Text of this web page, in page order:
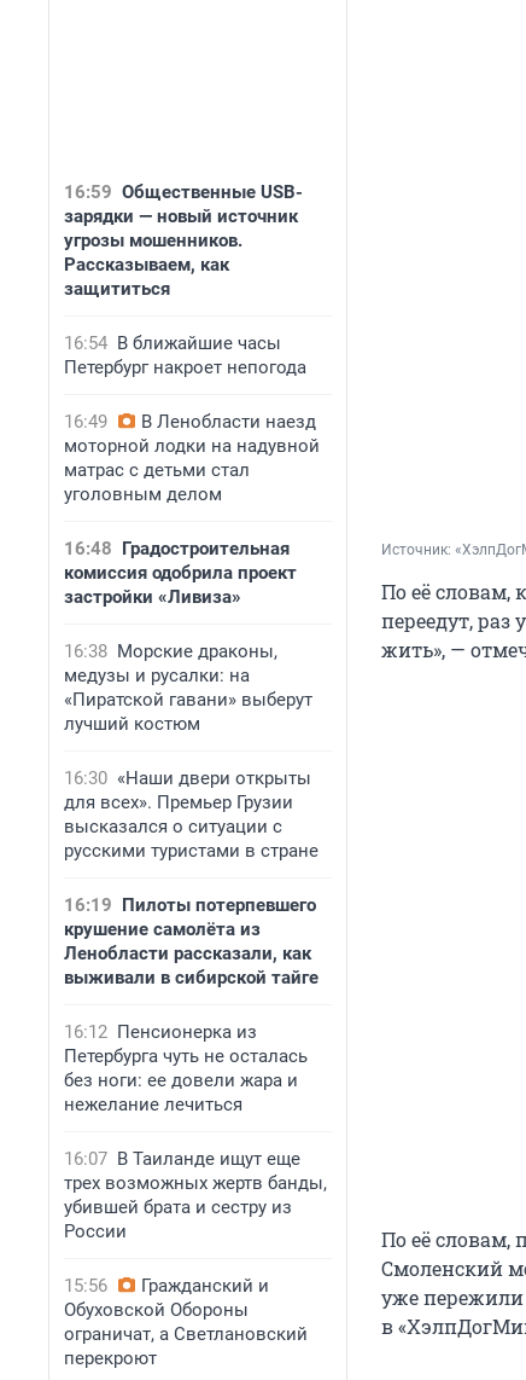
16:59 Общественные USB-
зарядки — новый источник
угрозы мошенников.
Рассказываем, как
защититься
16:54 В ближайшие часы
Петербург накроет непогода
16:49
В Ленобласти наезд
моторной лодки на надувной
матрас с детьми стал
уголовным делом
16:48 Градостроительная
комиссия одобрила проект
застройки «Ливиза»
16:38 Морские драконы,
медузы и русалки: на
«Пиратской гавани» выберут
лучший костюм
16:30 «Наши двери открыты
для всех». Премьер Грузии
высказался о ситуации с
русскими туристами в стране
16:19 Пилоты потерпевшего
крушение самолёта из
Ленобласти рассказали, как
выживали в сибирской тайге
16:12 Пенсионерка из
Петербурга чуть не осталась
без ноги: ее довели жара и
нежелание лечиться
16:07 В Таиланде ищут еще
трех возможных жертв банды,
убившей брата и сестру из
России
15:56
Гражданский и
Обуховской Обороны
ограничат, а Светлановский
перекроют
Источник:
По её словам,
переедут, раз
жить», —
По её словам,
Смоленский
уже пережили
в